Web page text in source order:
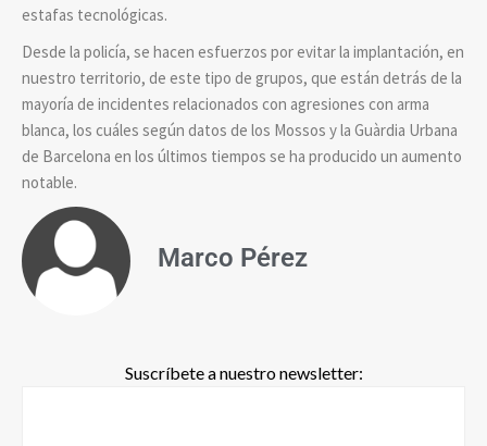
estafas tecnológicas.
Desde la policía, se hacen esfuerzos por evitar la implantación, en
nuestro territorio, de este tipo de grupos, que están detrás de la
mayoría de incidentes relacionados con agresiones con arma
blanca, los cuáles según datos de los Mossos y la Guàrdia Urbana
de Barcelona en los últimos tiempos se ha producido un aumento
notable.
Marco Pérez
Suscríbete a nuestro newsletter: